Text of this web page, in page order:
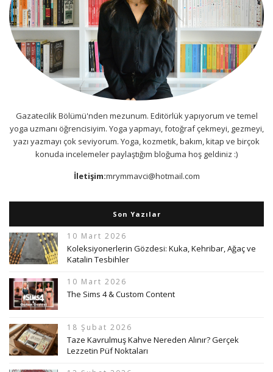
Gazatecilik Bölümü'nden mezunum. Editörlük yapıyorum ve temel
yoga uzmanı öğrencisiyim. Yoga yapmayı, fotoğraf çekmeyi, gezmeyi,
yazı yazmayı çok seviyorum. Yoga, kozmetik, bakım, kitap ve birçok
konuda incelemeler paylaştığım bloğuma hoş geldiniz :)
İletişim:mrymmavci@hotmail.com
Son Yazılar
10 Mart 2026
Koleksiyonerlerin Gözdesi: Kuka, Kehribar, Ağaç ve
Katalin Tesbihler
10 Mart 2026
The Sims 4 & Custom Content
18 Şubat 2026
Taze Kavrulmuş Kahve Nereden Alınır? Gerçek
Lezzetin Püf Noktaları